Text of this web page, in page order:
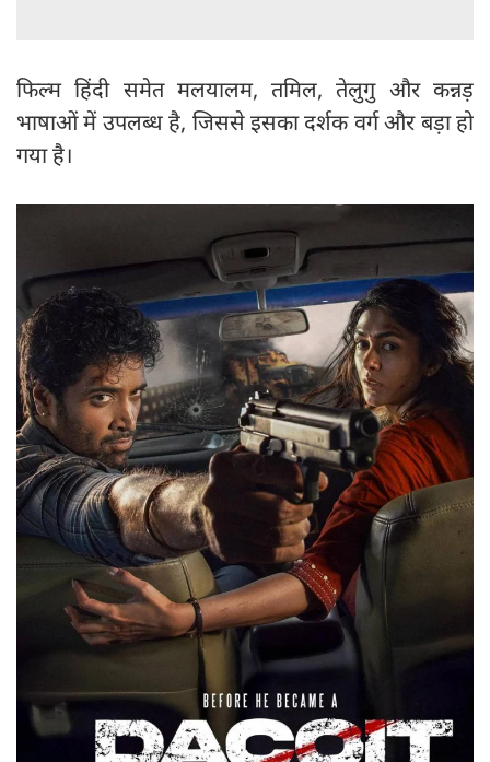
फिल्म हिंदी समेत मलयालम, तमिल, तेलुगु और कन्नड़
भाषाओं में उपलब्ध है, जिससे इसका दर्शक वर्ग और बड़ा हो
गया है।